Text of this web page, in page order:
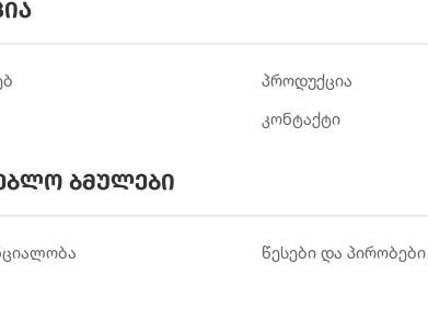
პროდუქცია
კონტაქტი
ბმულები
წესები და პირობები